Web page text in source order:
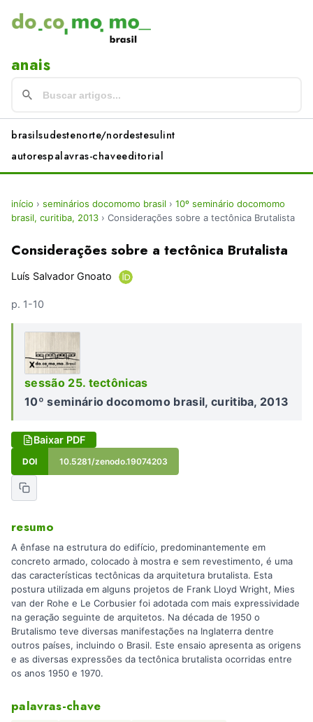
anais
brasilsudestenorte/nordestesulint
autorespalavras-chaveeditorial
início › seminários docomomo brasil › 10º seminário docomomo
brasil, curitiba, 2013 › Considerações sobre a tectônica Brutalista
Considerações sobre a tectônica Brutalista
Luís Salvador Gnoato
p. 1-10
sessão 25. tectônicas
10º seminário docomomo brasil, curitiba, 2013
Baixar PDF
DOI 10.5281/zenodo.19074203
resumo
A ênfase na estrutura do edifício, predominantemente em
concreto armado, colocado à mostra e sem revestimento, é uma
das características tectônicas da arquitetura brutalista. Esta
postura utilizada em alguns projetos de Frank Lloyd Wright, Mies
van der Rohe e Le Corbusier foi adotada com mais expressividade
na geração seguinte de arquitetos. Na década de 1950 o
Brutalismo teve diversas manifestações na Inglaterra dentre
outros países, incluindo o Brasil. Este ensaio apresenta as origens
e as diversas expressões da tectônica brutalista ocorridas entre
os anos 1950 e 1970.
palavras-chave